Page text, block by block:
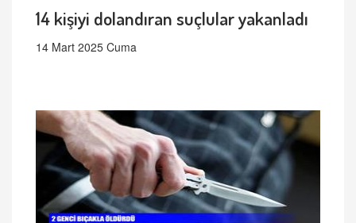
14 kişiyi dolandıran suçlular yakanladı
14 Mart 2025 Cuma